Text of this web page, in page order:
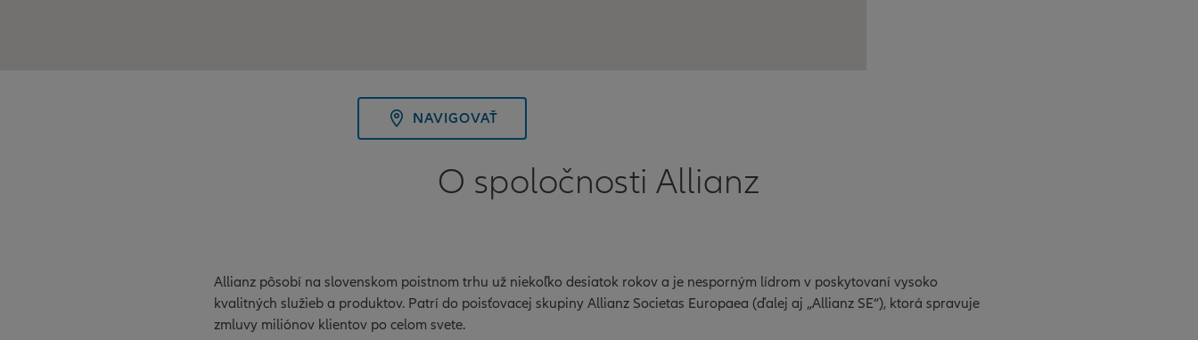
NAVIGOVAŤ
O spoločnosti Allianz
Allianz pôsobí na slovenskom poistnom trhu už niekoľko desiatok rokov a je nesporným lídrom v poskytovaní vysoko
kvalitných služieb a produktov. Patrí do poisťovacej skupiny Allianz Societas Europaea (ďalej aj „Allianz SE“), ktorá spravuje
zmluvy miliónov klientov po celom svete.